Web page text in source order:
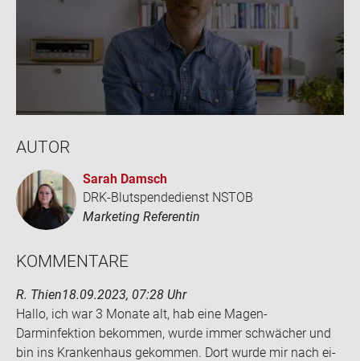
AUTOR
Sarah Damsch
DRK-Blutspendedienst NSTOB
Marketing Referentin
KOM­MEN­TA­RE
R. Thien18.09.2023, 07:28 Uhr
Hallo, ich war 3 Mo­na­te alt, hab eine Magen-​
Darminfektion be­kom­men, wurde immer schwä­cher und
bin ins Kran­ken­haus ge­kom­men. Dort wurde mir nach ei­